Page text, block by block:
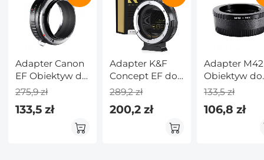
Adapter Canon
EF Obiektyw do
Canon EOS R
275,9 zł
133,5 zł
Adapter K&F
Concept EF do
EOS R, adapter
obiektywu z
automatycznym
289,2 zł
200,2 zł
Adapter M42
Obiektyw do
Nikon F
133,5 zł
106,8 zł